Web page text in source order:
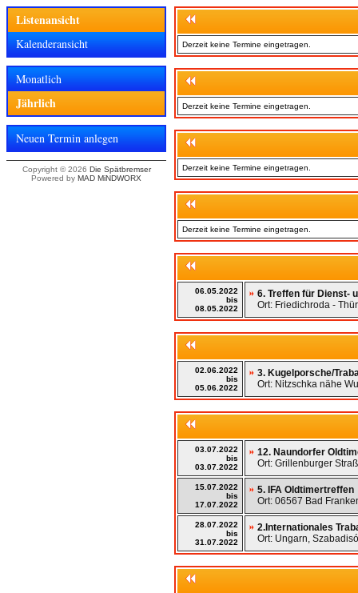
Listenansicht
Kalenderansicht
Monatlich
Jährlich
Neuen Termin anlegen
Copyright © 2026 Die Spätbremser
Powered by MAD MiNDWORX
Derzeit keine Termine eingetragen.
Derzeit keine Termine eingetragen.
Derzeit keine Termine eingetragen.
Derzeit keine Termine eingetragen.
06.05.2022
bis
08.05.2022
6. Treffen für Dienst-
Ort: Friedichroda -
02.06.2022
bis
05.06.2022
3. Kugelporsche/
Ort: Nitzschka nähe
03.07.2022
bis
03.07.2022
12. Naundorfer
Ort: Grillenburger
15.07.2022
bis
17.07.2022
5. IFA Oldtimertreffen
Ort: 06567 Bad
28.07.2022
bis
31.07.2022
2.Internationales
Ort: Ungarn,